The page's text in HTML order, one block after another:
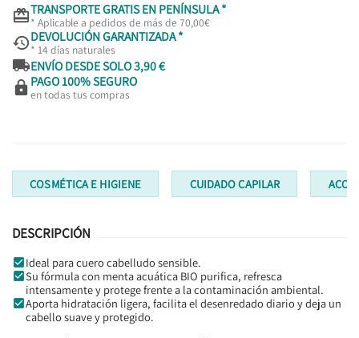
TRANSPORTE GRATIS EN PENÍNSULA *
* Aplicable a pedidos de más de 70,00€
DEVOLUCIÓN GARANTIZADA *
* 14 días naturales
ENVÍO DESDE SOLO 3,90 €
 PAGO 100% SEGURO
en todas tus compras
COSMÉTICA E HIGIENE CUIDADO CAPILAR
DESCRIPCIÓN
Ideal para cuero cabelludo sensible.
Su fórmula con menta acuática BIO purifica, refresca
intensamente y protege frente a la contaminación ambiental.
Aporta hidratación ligera, facilita el desenredado diario y deja un
cabello suave y protegido.